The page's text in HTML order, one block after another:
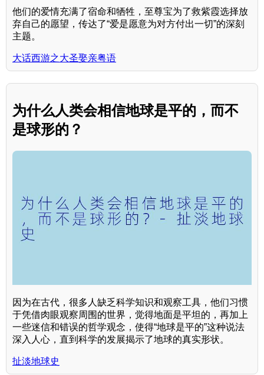
他们的爱情充满了宿命和牺牲，至尊宝为了救紫霞选择放
弃自己的愿望，传达了“爱是愿意为对方付出一切”的深刻
主题。
大话西游之大圣娶亲粤语
为什么人类会相信地球是平的，而不
是球形的？
因为在古代，很多人缺乏科学知识和观察工具，他们习惯
于凭借肉眼观察周围的世界，觉得地面是平坦的，再加上
一些迷信和错误的哲学观念，使得“地球是平的”这种说法
深入人心，直到科学的发展揭示了地球的真实形状。
扯淡地球史